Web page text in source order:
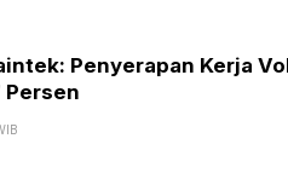
Penyerapan Kerja
Persen